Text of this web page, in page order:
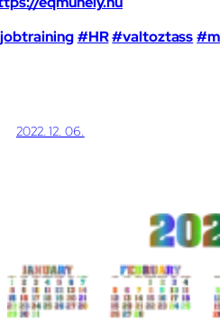
#HR#valtoztass
2022. 12. 06.